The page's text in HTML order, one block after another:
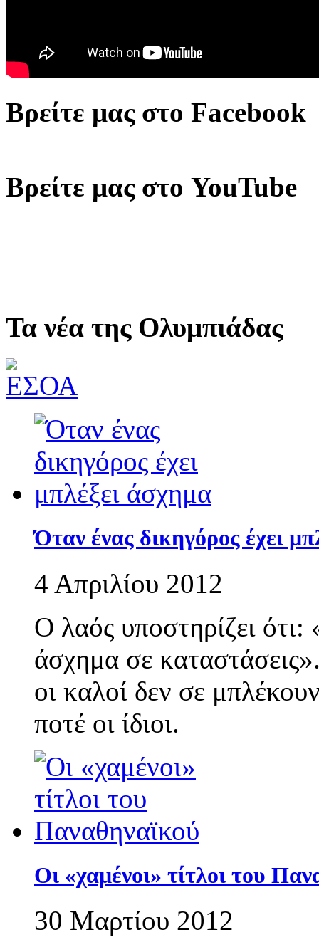
Βρείτε μας στο Facebook
Βρείτε μας στο YouTube
Τα νέα της Ολυμπιάδας
Όταν ένας δικηγόρος έχει
4 Απριλίου 2012
Ο λαός υποστηρίζει ότι:
άσχημα σε
οι καλοί δεν σε
ποτέ οι ίδιοι.
Οι «χαμένοι» τίτλοι του
30 Μαρτίου 2012